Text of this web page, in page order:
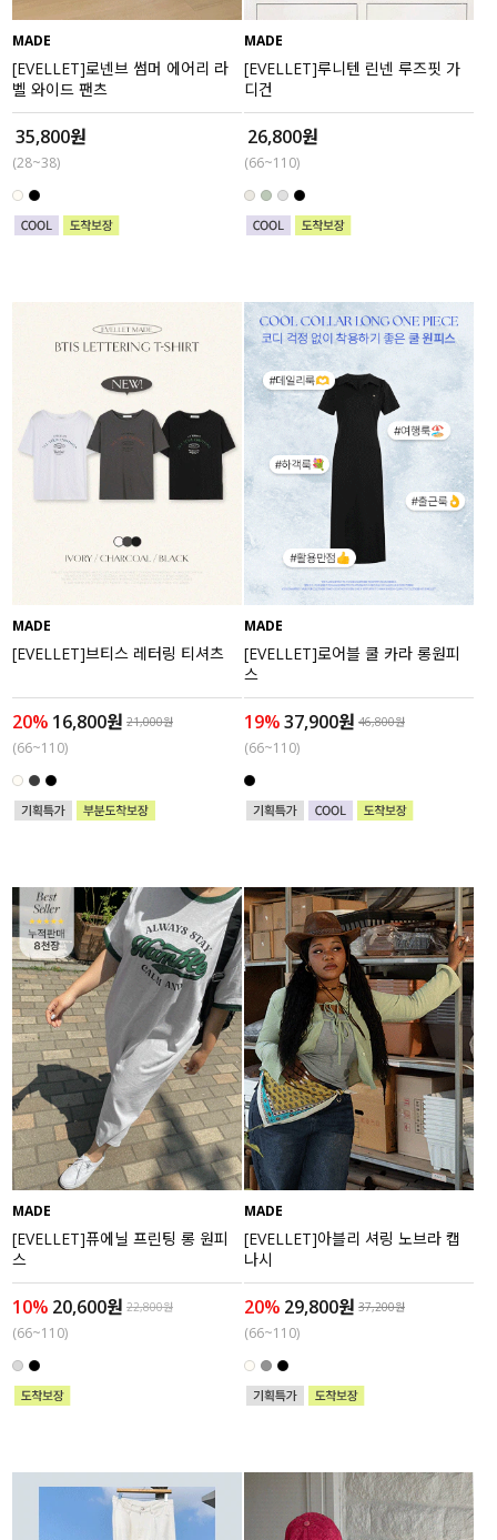
MADE
[EVELLET]로넨브 썸머 에어리 라
벨 와이드 팬츠
35,800원
(28~38)
MADE
[EVELLET]루니텐 린넨 루즈핏 가
디건
26,800원
(66~110)
MADE
[EVELLET]브티스 레터링 티셔츠
20% 16,800원 21,000원
(66~110)
MADE
[EVELLET]로어블 쿨 카라 롱원피
스
19%37,900원 46,800원
(66~110)
MADE
[EVELLET]퓨에닐 프린팅 롱 원피
스
10% 20,600원 22,800원
(66~110)
MADE
[EVELLET]아블리 셔링 노브라 캡
나시
20% 29,800원 37,200원
(66~110)